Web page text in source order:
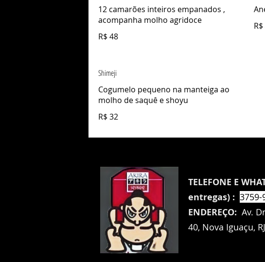
12 camarões inteiros empanados ,
acompanha molho agridoce
R$ 48
Shimeji
Cogumelo pequeno na manteiga ao
molho de saquê e shoyu
R$ 32
TELEFONE E
entregas) : 3759-
ENDEREÇO: Av.
40, Nova Iguaçu, RJ